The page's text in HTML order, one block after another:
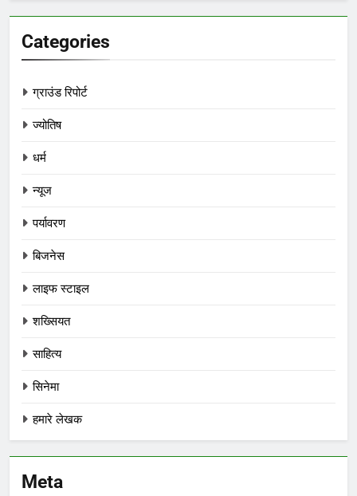
Categories
ग्राउंड रिपोर्ट
ज्योतिष
धर्म
न्यूज
पर्यावरण
बिजनेस
लाइफ स्टाइल
शख्सियत
साहित्य
सिनेमा
हमारे लेखक
Meta